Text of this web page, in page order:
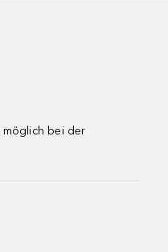
möglich bei der